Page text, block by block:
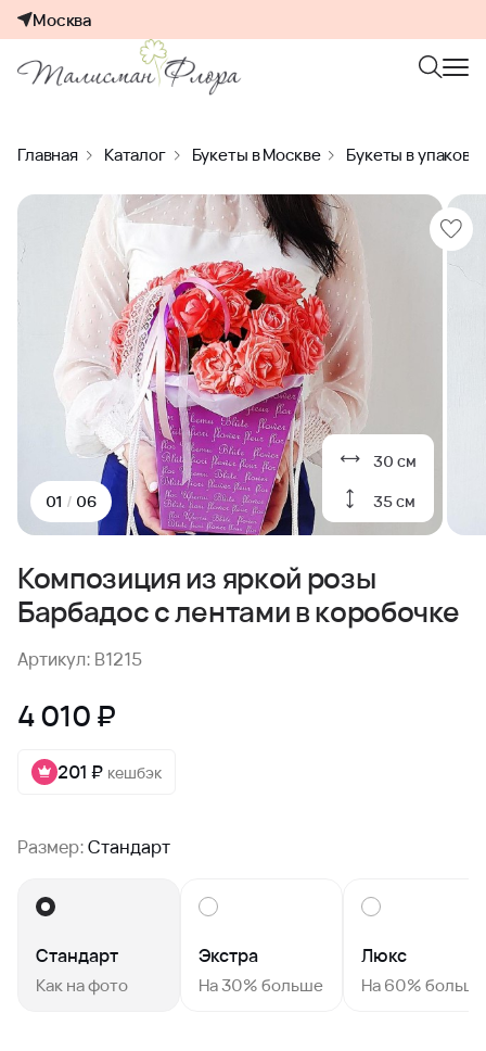
Москва
Главная Каталог Букеты в Москве Букеты в
30 см
35 см
01 / 06
Композиция из яркой розы
Барбадос с лентами в коробочке
Артикул: B1215
4 010 ₽
201 ₽ кешбэк
Размер:Стандарт
Стандарт
Как на фото
Экстра
На 30% больше
Люкс
На 60% больше